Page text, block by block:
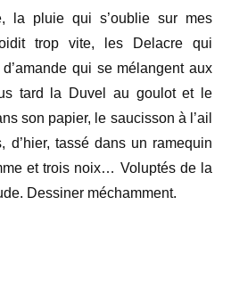
la pluie qui s’oublie sur mes
trop vite, les Delacre qui
qui se mélangent aux
tard la Duvel au goulot et le
son papier, le saucisson à l’ail
d’hier, tassé dans un ramequin
et trois noix… Voluptés de la
Dessiner méchamment.